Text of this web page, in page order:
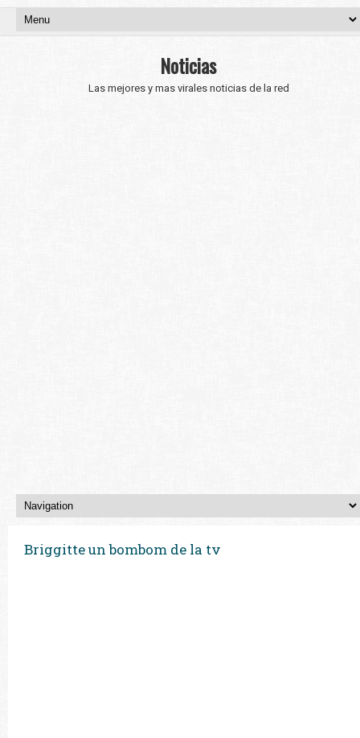
Noticias
Las mejores y mas virales noticias de la red
Briggitte un bombom de la tv